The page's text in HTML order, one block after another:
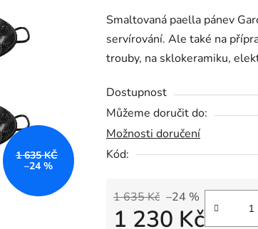
je
0,0
z
hvězdiček.
Smaltovaná paella pánev
servírování. Ale také na
trouby, na sklokeramiku,
Dostupnost
Můžeme doručit do:
Možnosti doručení
Kód:
1 635 Kč –24 %
1 230 Kč
1 635 KČ
–24 %